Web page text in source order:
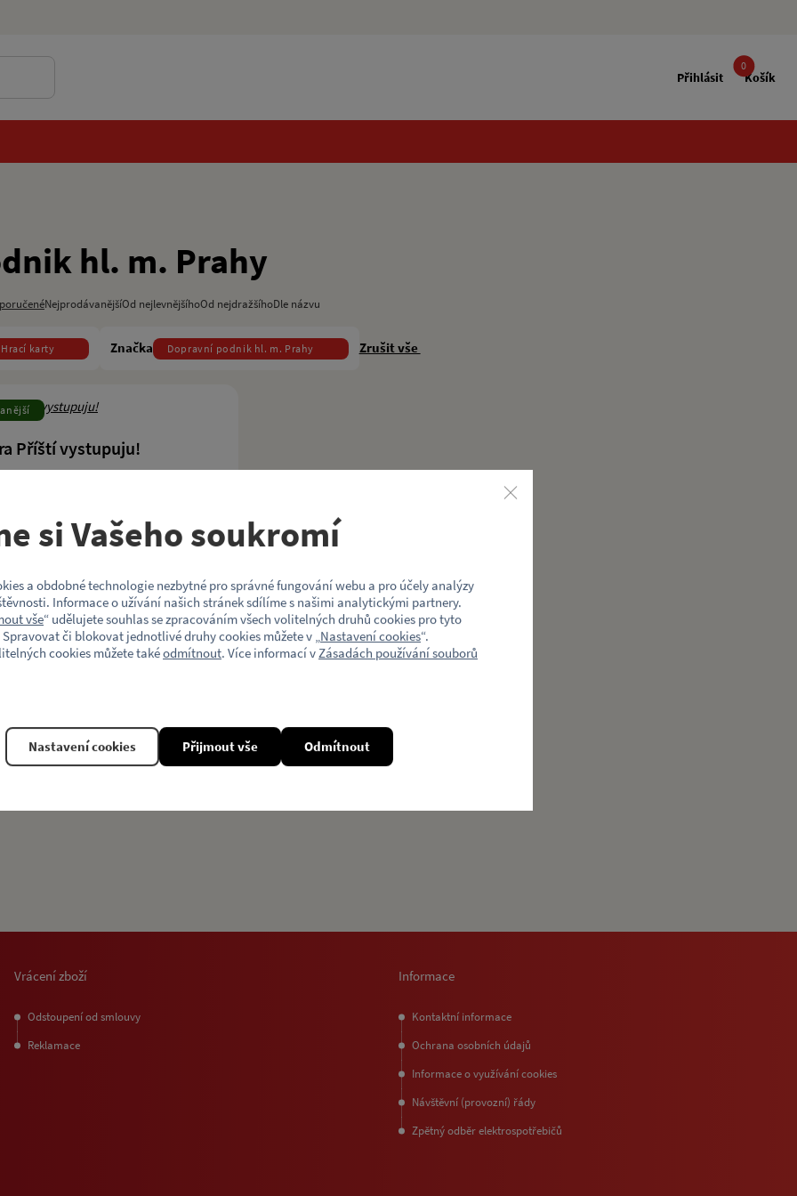
Přihlásit
0
Košík
hl. m. Prahy
NejprodávanějšíOd nejlevnějšíhoOd nejdražšíhoDle názvu
Hrací karty Značka Dopravní podnik hl. m. Prahy Zrušit vše
Příští vystupuju!
linkách pro 3–6 cestujících.
Vrácení zboží
Odstoupení od smlouvy
Reklamace
Informace
Kontaktní informace
Ochrana osobních údajů
Informace o využívání cookies
Návštěvní (provozní) řády
Zpětný odběr elektrospotřebičů
si Vašeho soukromí
a obdobné technologie nezbytné pro správné fungování webu a pro účely analýzy
Informace o užívání našich stránek sdílíme s našimi analytickými partnery.
vše“ udělujete souhlas se zpracováním všech volitelných druhů cookies pro tyto
či blokovat jednotlivé druhy cookies můžete v „Nastavení cookies“.
cookies můžete takéodmítnout. Více informací vZásadách používání souborů
Odmítnout
Nastavení cookies Přijmout vše